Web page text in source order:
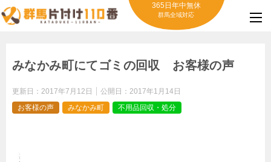
365日年中無休
群馬全域対応
みなかみ町にてゴミの回収 お客様の声
更新日： 2017年7月12日 公開日： 2017年1月14日
お客様の声
みなかみ町 不用品回収・処分